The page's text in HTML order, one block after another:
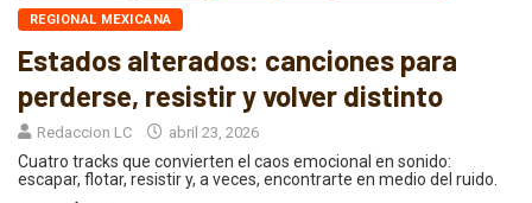
REGIONAL MEXICANA
Estados alterados: canciones para
perderse, resistir y volver distinto
Redaccion LC abril 23, 2026
Cuatro tracks que convierten el caos emocional en sonido:
escapar, flotar, resistir y, a veces, encontrarte en medio del ruido.